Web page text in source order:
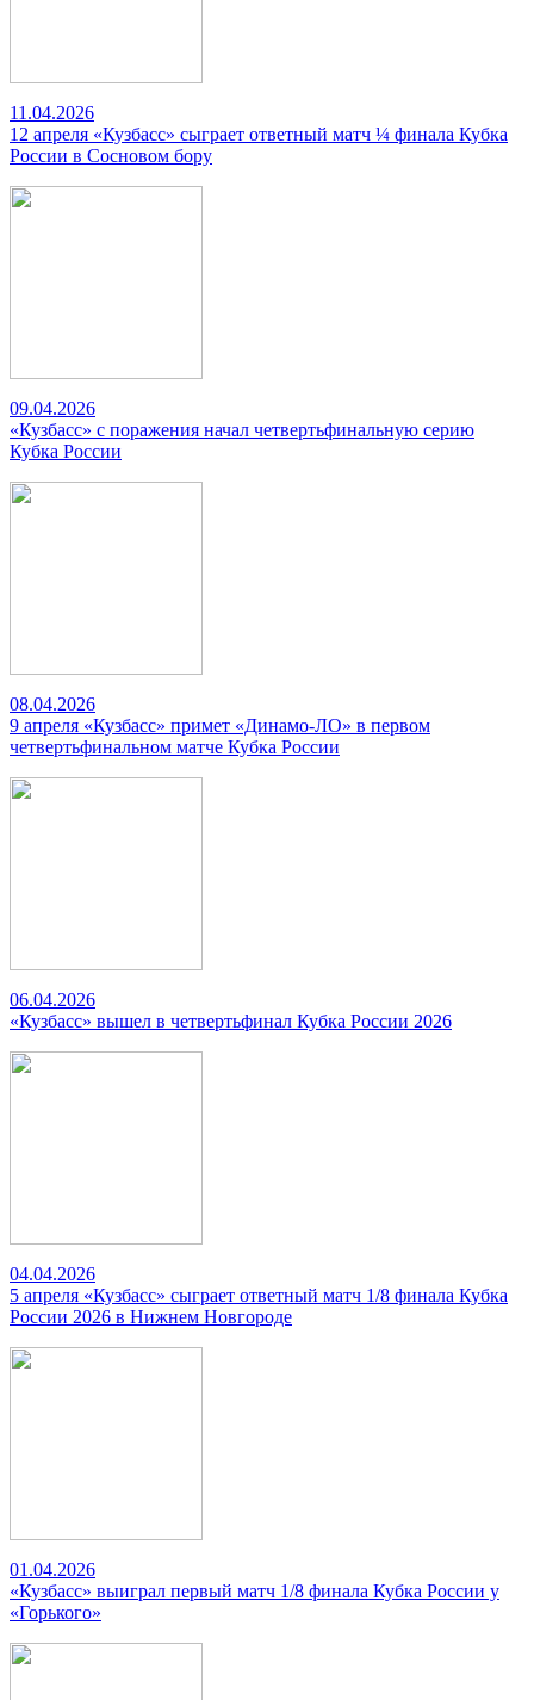
11.04.2026
12 апреля «Кузбасс» сыграет ответный матч ¼ финала Кубка
России в Сосновом бору
09.04.2026
«Кузбасс» с поражения начал четвертьфинальную серию
Кубка России
08.04.2026
9 апреля «Кузбасс» примет «Динамо-ЛО» в первом
четвертьфинальном матче Кубка России
06.04.2026
«Кузбасс» вышел в четвертьфинал Кубка России 2026
04.04.2026
5 апреля «Кузбасс» сыграет ответный матч 1/8 финала Кубка
России 2026 в Нижнем Новгороде
01.04.2026
«Кузбасс» выиграл первый матч 1/8 финала Кубка России у
«Горького»